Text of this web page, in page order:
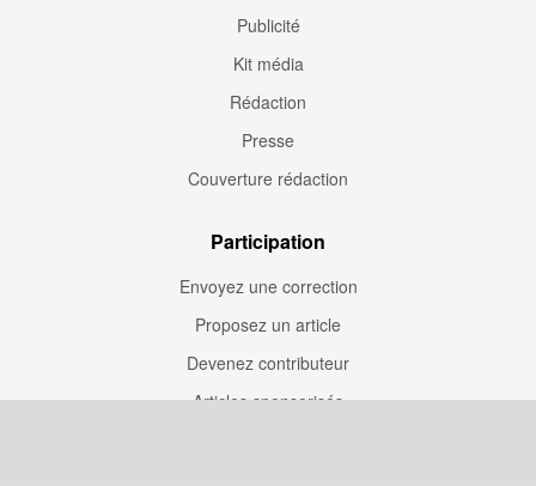
Publicité
Kit média
Rédaction
Presse
Couverture rédaction
Participation
Envoyez une correction
Proposez un article
Devenez contributeur
Articles sponsorisés